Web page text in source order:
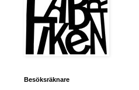
Besöksräknare